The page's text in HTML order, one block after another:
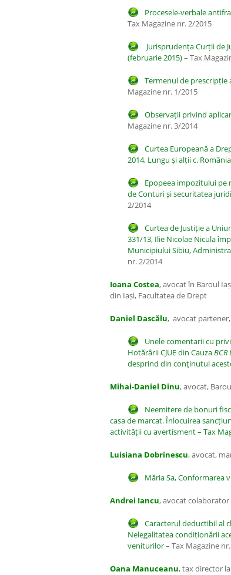
Procesele-verbale
Tax Magazine nr. 2/2015
Jurisprudența Curții de
(februarie 2015)– Tax
Termenul de prescripție
Magazine nr. 1/2015
Observații privind
Magazine nr. 3/2014
Curtea Europeană a
2014, Lungu și alții c. România
Epopeea impozitului pe
de Conturi și securitatea
2/2014
Curtea de Justiție a
331/13, Ilie Nicolae Nicula
Municipiului Sibiu,
nr. 2/2014
Ioana Costea, avocat în Baroul
din Iași, Facultatea de Drept
Daniel Dascălu, avocat partener,
Unele comentarii cu
Hotărârii CJUE din CauzaBCR
desprind din conţinutul
Mihai-Daniel Dinu, avocat,
Neemitere de bonuri
casa de marcat. Înlocuirea
activității cu avertisment – Tax
Luisiana Dobrinescu, avocat,
Măria Sa, Conformarea
Andrei Iancu, avocat colaborator
Caracterul deductibil al
Nelegalitatea condiționării
veniturilor– Tax Magazine
Oana Manuceanu, tax director la